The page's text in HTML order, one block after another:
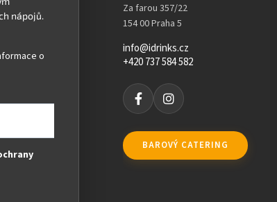
o
Za farou 357/22
154 00 Praha 5
info@idrinks.cz
+420 737 584 582
BAROVÝ CATERING